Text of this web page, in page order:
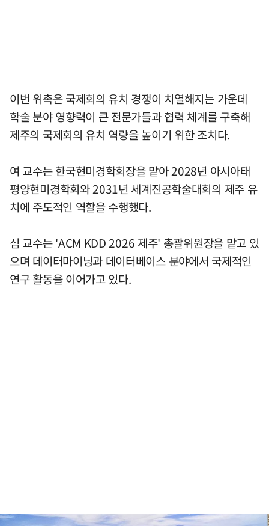
이번 위촉은 국제회의 유치 경쟁이 치열해지는 가운데
학술 분야 영향력이 큰 전문가들과 협력 체계를 구축해
제주의 국제회의 유치 역량을 높이기 위한 조치다.
여 교수는 한국현미경학회장을 맡아 2028년 아시아태
평양현미경학회와 2031년 세계진공학술대회의 제주 유
치에 주도적인 역할을 수행했다.
심 교수는 'ACM KDD 2026 제주' 총괄위원장을 맡고 있
으며 데이터마이닝과 데이터베이스 분야에서 국제적인
연구 활동을 이어가고 있다.